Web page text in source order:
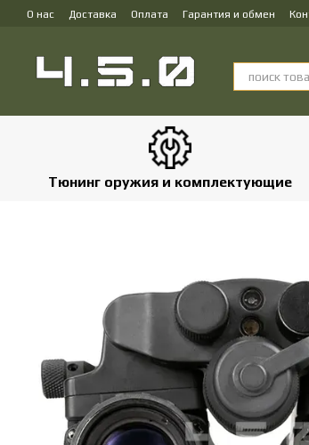
Перейти к основному контенту
О нас Доставка Оплата Гарантия и обмен
Тюнинг оружия и комплектующие